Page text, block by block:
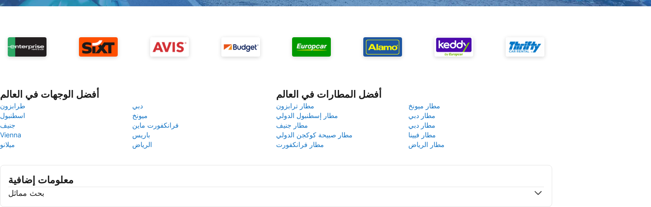
أفضل الوجهات في العالم
طرابزون
دبي
اسطنبول
ميونخ
جنيف
فرانكفورت ماين
Vienna
باريس
ميلانو
الرياض
أفضل المطارات في العالم
مطار ترابزون
مطار ميونخ
مطار إسطنبول الدولي
مطار دبي
مطار جنيف
مطار دبي
مطار صبيحة كوكجن الدولي
مطار فيينا
مطار فرانكفورت
مطار الرياض
معلومات إضافية
بحث مماثل